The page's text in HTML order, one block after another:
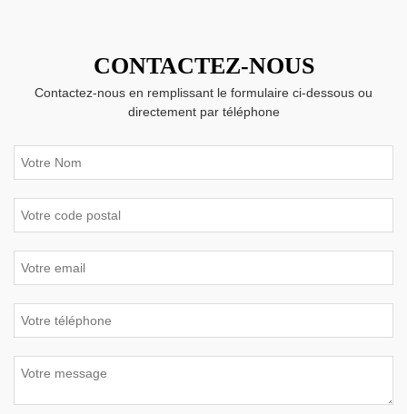
CONTACTEZ-NOUS
Contactez-nous en remplissant le formulaire ci-dessous ou
directement par téléphone